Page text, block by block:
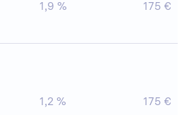
1,9 % 175 €
1,2 % 175 €